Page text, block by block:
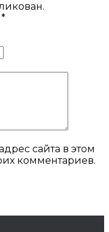
*
сайта в этом
комментариев.